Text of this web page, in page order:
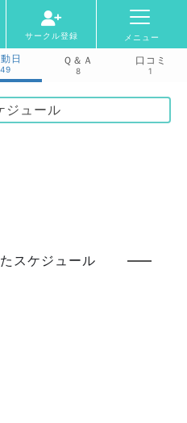
サークル登録 メニュー
日
49
Ｑ＆Ａ
8
口コミ
1
ジュール
スケジュール